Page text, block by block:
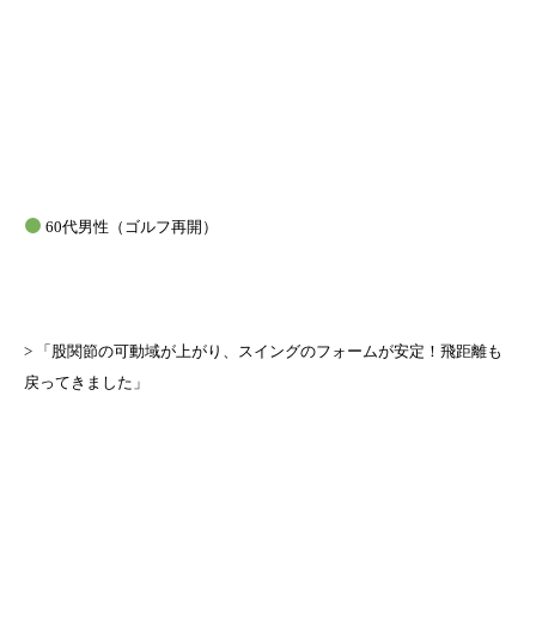
60代男性（ゴルフ再開）
> 「股関節の可動域が上がり、スイングのフォームが安定！飛距離も
戻ってきました」